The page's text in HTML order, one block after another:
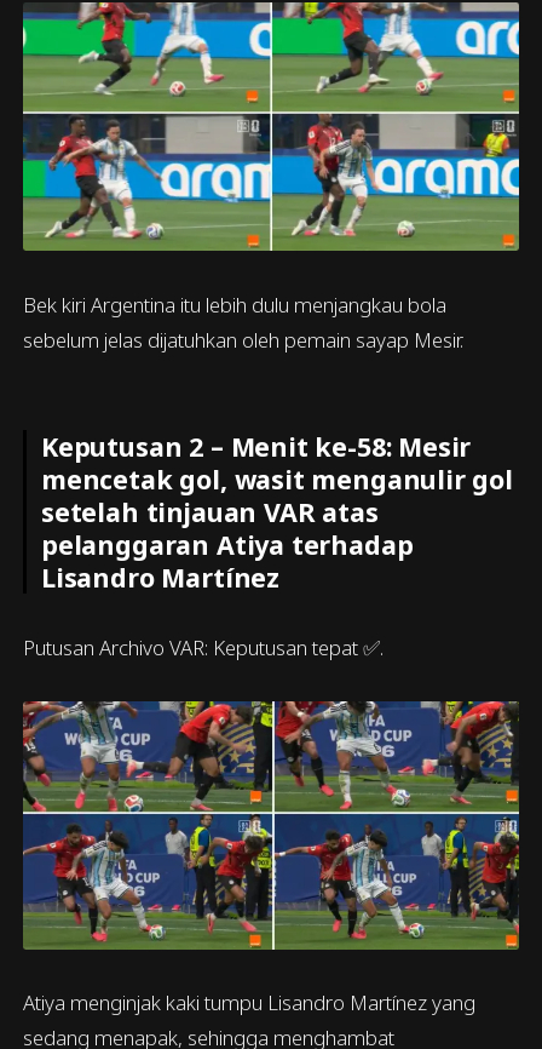
Bek kiri Argentina itu lebih dulu menjangkau bola
sebelum jelas dijatuhkan oleh pemain sayap Mesir.
Keputusan 2 – Menit ke-58: Mesir
mencetak gol, wasit menganulir gol
setelah tinjauan VAR atas
pelanggaran Atiya terhadap
Lisandro Martínez
Putusan Archivo VAR: Keputusan tepat ✅.
Atiya menginjak kaki tumpu Lisandro Martínez yang
sedang menapak, sehingga menghambat